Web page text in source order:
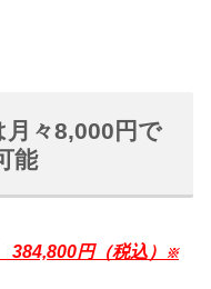
月々8,000円で
能
円（税込） ※